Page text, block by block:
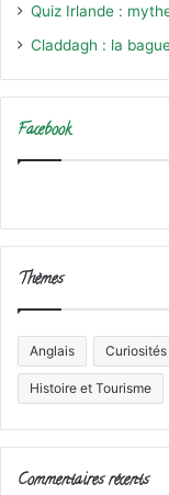
Quiz Irlande :
Claddagh : la
Facebook
Thèmes
Anglais
Histoire et Tourisme
Commentaires récents